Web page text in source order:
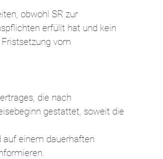
obwohl SR zur
erfüllt hat und kein
vom
die nach
gestattet, soweit die
auf einem dauerhaften